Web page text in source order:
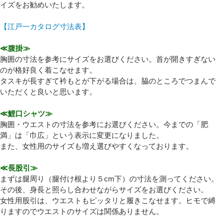
プライバシーポリシーを確認しました。
イズをお勧めいたします。
【江戸一カタログ寸法表】
≪腹掛≫
胸囲の寸法を参考にサイズをお選びください。首が開きすぎない
のが格好良く着こなせます。
タスキが長すぎて衿もとが下がる場合は、脇のところでつまんで
いただくと良いと思います。
≪鯉口シャツ≫
胸囲・ウエストの寸法を参考にお選びください。今までの「肥
満」は「巾広」という表示に変更になりました。
また、女性用のサイズも増え選びやすくなっております。
≪長股引≫
まずは腿周り（腿付け根より５cm下）の寸法を測ってください。
その後、身長と照らし合わせながらサイズをお選びください。
女性用股引は、ウエストもピッタリと履きこなせます。ヒモで縛
りますのでウエストのサイズは関係ありません。